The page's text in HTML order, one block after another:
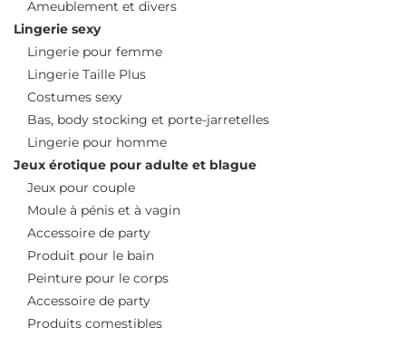
Ameublement et divers
Lingerie sexy
Lingerie pour femme
Lingerie Taille Plus
Costumes sexy
Bas, body stocking et porte-jarretelles
Lingerie pour homme
Jeux érotique pour adulte et blague
Jeux pour couple
Moule à pénis et à vagin
Accessoire de party
Produit pour le bain
Peinture pour le corps
Accessoire de party
Produits comestibles